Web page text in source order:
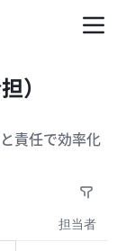
）
責任で効率化